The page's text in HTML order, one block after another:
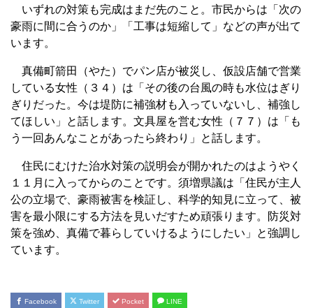
いずれの対策も完成はまだ先のこと。市民からは「次の
豪雨に間に合うのか」「工事は短縮して」などの声が出て
います。
真備町箭田（やた）でパン店が被災し、仮設店舗で営業
している女性（３４）は「その後の台風の時も水位はぎり
ぎりだった。今は堤防に補強材も入っていないし、補強し
てほしい」と話します。文具屋を営む女性（７７）は「も
う一回あんなことがあったら終わり」と話します。
住民にむけた治水対策の説明会が開かれたのはようやく
１１月に入ってからのことです。須増県議は「住民が主人
公の立場で、豪雨被害を検証し、科学的知見に立って、被
害を最小限にする方法を見いだすため頑張ります。防災対
策を強め、真備で暮らしていけるようにしたい」と強調し
ています。
Facebook Twitter Pocket LINE